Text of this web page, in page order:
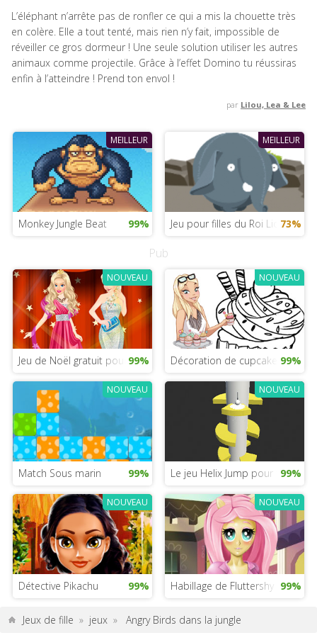
L’éléphant n’arrête pas de ronfler ce qui a mis la chouette très
en colère. Elle a tout tenté, mais rien n’y fait, impossible de
réveiller ce gros dormeur ! Une seule solution utiliser les autres
animaux comme projectile. Grâce à l’effet Domino tu réussiras
enfin à l’atteindre ! Prend ton envol !
par Lilou, Lea & Lee
MEILLEUR
Monkey Jungle Beat 99%
MEILLEUR
Jeu pour filles du Roi Lion 2019
73%
Pub
NOUVEAU
Jeu de Noël gratuit pour les filles
99%
NOUVEAU
Décoration de cupcakes avec
99%
NOUVEAU
Match Sous marin 99%
NOUVEAU
Le jeu Helix Jump pour fille99%
NOUVEAU
Détective Pikachu 99%
NOUVEAU
Habillage de Fluttershy 99%
Jeux de fille » jeux » Angry Birds dans la jungle